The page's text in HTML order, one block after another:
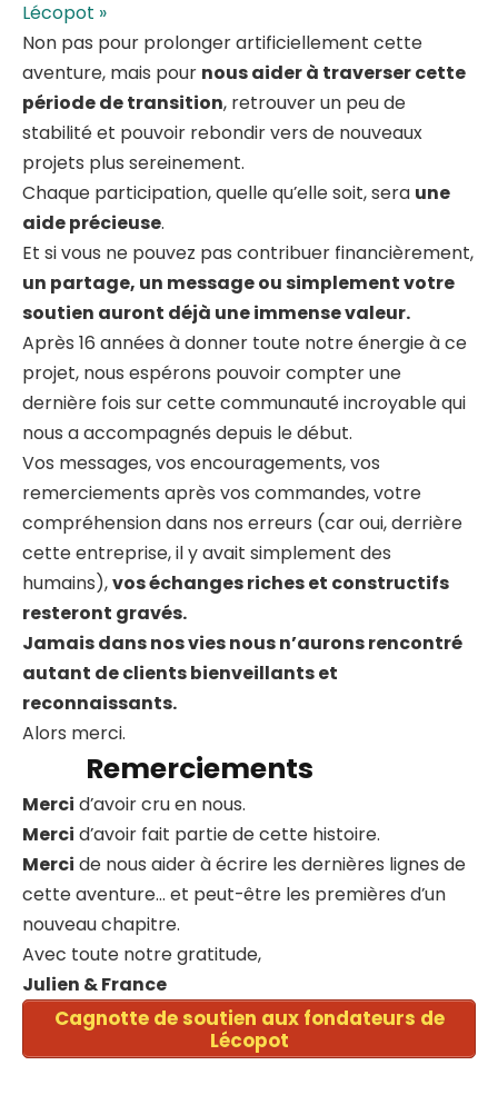
Lécopot »
Non pas pour prolonger artificiellement cette
aventure, mais pour nous aider à traverser cette
période de transition, retrouver un peu de
stabilité et pouvoir rebondir vers de nouveaux
projets plus sereinement.
Chaque participation, quelle qu’elle soit, sera une
aide précieuse.
Et si vous ne pouvez pas contribuer financièrement,
un partage, un message ou simplement votre
soutien auront déjà une immense valeur.
Après 16 années à donner toute notre énergie à ce
projet, nous espérons pouvoir compter une
dernière fois sur cette communauté incroyable qui
nous a accompagnés depuis le début.
Vos messages, vos encouragements, vos
remerciements après vos commandes, votre
compréhension dans nos erreurs (car oui, derrière
cette entreprise, il y avait simplement des
humains),vos échanges riches et constructifs
resteront gravés.
Jamais dans nos vies nous n’aurons rencontré
autant de clients bienveillants et
reconnaissants.
Alors merci.
Remerciements
Merci d’avoir cru en nous.
Merci d’avoir fait partie de cette histoire.
Merci de nous aider à écrire les dernières lignes de
cette aventure… et peut-être les premières d’un
nouveau chapitre.
Avec toute notre gratitude,
Julien & France
Cagnotte de soutien aux fondateurs de
Lécopot